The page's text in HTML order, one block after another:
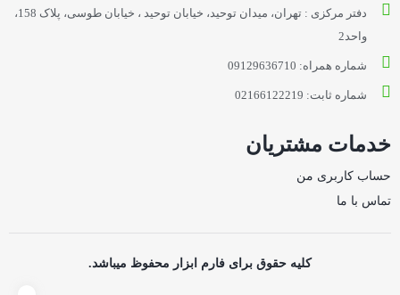
دفتر مرکزی : تهران، میدان توحید، خیابان توحید ، خیابان طوسی، پلاک 158،
واحد2
شماره همراه: 09129636710
شماره ثابت: 02166122219
خدمات مشتریان
حساب کاربری من
تماس با ما
کلیه حقوق برای فارم ابزار محفوظ میباشد.